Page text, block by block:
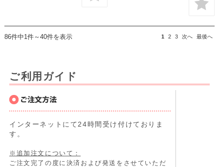
86件中1件～40件を表示 1 2 3 次へ 最後へ
ご利用ガイド
インターネットにて24時間受け付けておりま
す。
※追加注文について：
ご注文完了の度に決済および発送をさせていただ